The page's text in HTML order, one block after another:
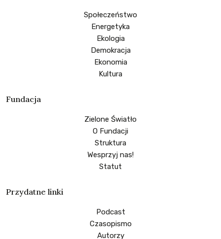
Społeczeństwo
Energetyka
Ekologia
Demokracja
Ekonomia
Kultura
Fundacja
Zielone Światło
O Fundacji
Struktura
Wesprzyj nas!
Statut
Przydatne linki
Podcast
Czasopismo
Autorzy